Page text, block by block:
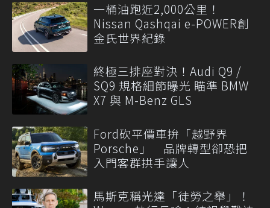
一桶油跑近2,000公里！
Nissan Qashqai e-POWER創
金氏世界紀錄
終極三排座對決！Audi Q9 /
SQ9 規格細節曝光 瞄準 BMW
X7 與 M-Benz GLS
Ford砍平價車拚「越野界
Porsche」 品牌轉型卻恐把
入門客群拱手讓人
馬斯克稱光達「徒勞之舉」！